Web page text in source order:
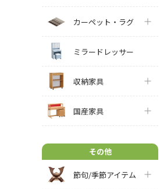
カーペット・ラグ
ミラードレッサー
収納家具
国産家具
その他
節句/季節アイテム